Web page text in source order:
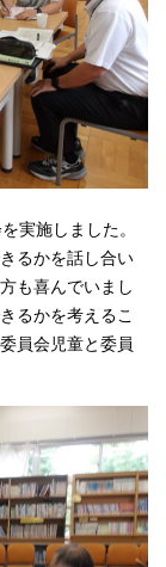
実施しました。
るかを話し合い
も喜んでいまし
るかを考えるこ
員会児童と委員